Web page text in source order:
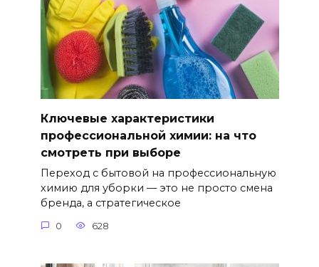
Ключевые характеристики
профессиональной химии: на что
смотреть при выборе
Переход с бытовой на профессиональную
химию для уборки — это не просто смена
бренда, а стратегическое
0 628